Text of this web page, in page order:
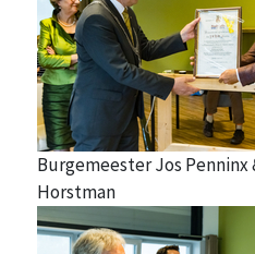
Burgemeester Jos Penninx
Horstman